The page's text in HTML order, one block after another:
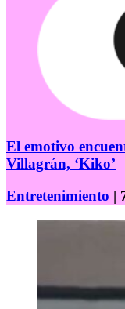
El emotivo
Villagrán, ‘Kiko’
Entretenimiento |